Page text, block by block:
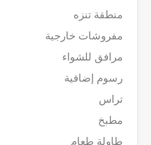
منطقة تنزه
مفروشات خارجية
مرافق للشواء
رسوم إضافية
تراس
مطبخ
طاولة طعام